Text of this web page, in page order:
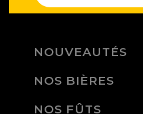
NOUVEAUTÉS
NOS BIÈRES
NOS FÛTS